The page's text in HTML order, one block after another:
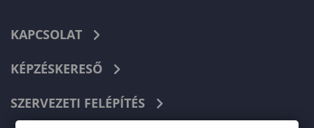
KAPCSOLAT
KÉPZÉSKERESŐ
SZERVEZETI FELÉPÍTÉS